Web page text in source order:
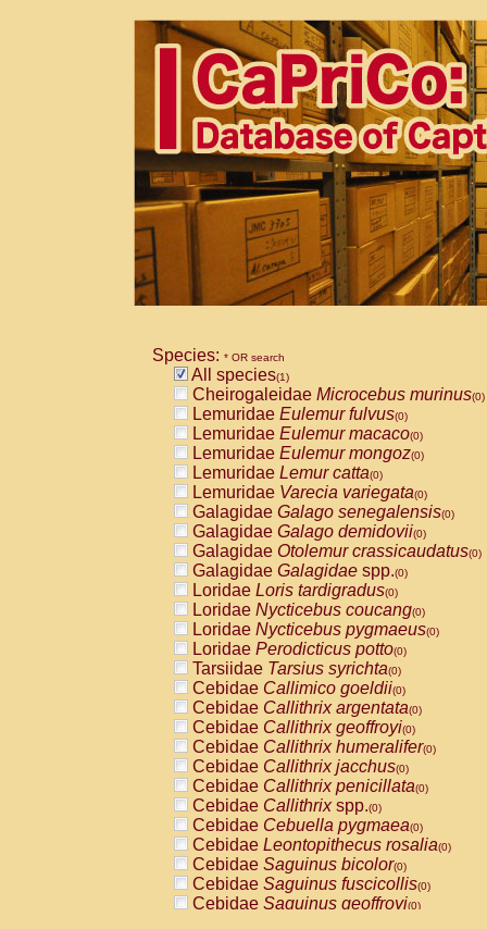
Species: * OR search
All species(1)
Cheirogaleidae Microcebus murinus(0)
Lemuridae Eulemur fulvus(0)
Lemuridae Eulemur macaco(0)
Lemuridae Eulemur mongoz(0)
Lemuridae Lemur catta(0)
Lemuridae Varecia variegata(0)
Galagidae Galago senegalensis(0)
Galagidae Galago demidovii(0)
Galagidae Otolemur crassicaudatus(0)
Galagidae Galagidae spp.(0)
Loridae Loris tardigradus(0)
Loridae Nycticebus coucang(0)
Loridae Nycticebus pygmaeus(0)
Loridae Perodicticus potto(0)
Tarsiidae Tarsius syrichta(0)
Cebidae Callimico goeldii(0)
Cebidae Callithrix argentata(0)
Cebidae Callithrix geoffroyi(0)
Cebidae Callithrix humeralifer(0)
Cebidae Callithrix jacchus(0)
Cebidae Callithrix penicillata(0)
Cebidae Callithrixspp.(0)
Cebidae Cebuella pygmaea(0)
Cebidae Leontopithecus rosalia(0)
Cebidae Saguinus bicolor(0)
Cebidae Saguinus fuscicollis(0)
Cebidae Saguinus geoffroyi(0)